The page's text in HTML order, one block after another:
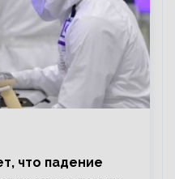
что падение